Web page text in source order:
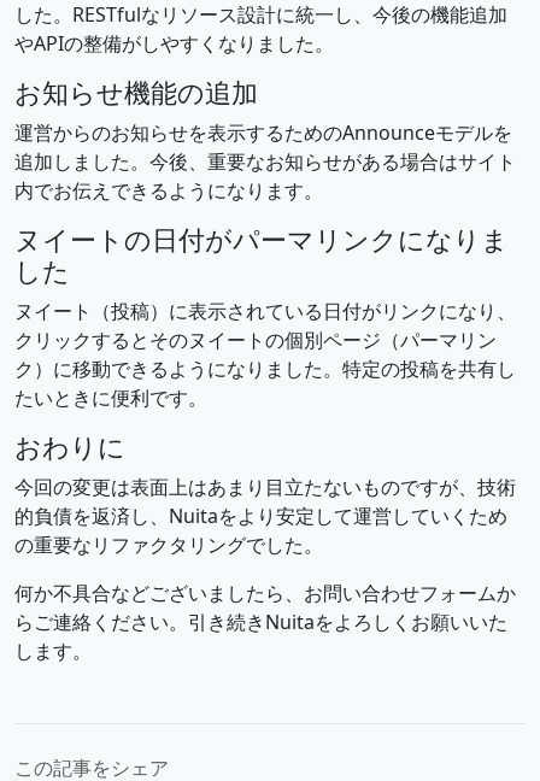
した。RESTfulなリソース設計に統一し、今後の機能追加
やAPIの整備がしやすくなりました。
お知らせ機能の追加
運営からのお知らせを表示するためのAnnounceモデルを
追加しました。今後、重要なお知らせがある場合はサイト
内でお伝えできるようになります。
ヌイートの日付がパーマリンクになりま
した
ヌイート（投稿）に表示されている日付がリンクになり、
クリックするとそのヌイートの個別ページ（パーマリン
ク）に移動できるようになりました。特定の投稿を共有し
たいときに便利です。
おわりに
今回の変更は表面上はあまり目立たないものですが、技術
的負債を返済し、Nuitaをより安定して運営していくため
の重要なリファクタリングでした。
何か不具合などございましたら、お問い合わせフォームか
らご連絡ください。引き続きNuitaをよろしくお願いいた
します。
この記事をシェア